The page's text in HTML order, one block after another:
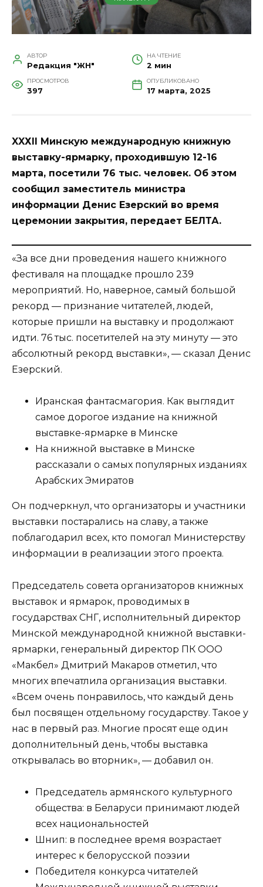
АВТОР
Редакция "ЖН"
НА ЧТЕНИЕ
2 мин
ПРОСМОТРОВ
397
ОПУБЛИКОВАНО
17 марта, 2025
XXХII Минскую международную книжную
выставку-ярмарку, проходившую 12-16
марта, посетили 76 тыс. человек. Об этом
сообщил заместитель министра
информации Денис Езерский во время
церемонии закрытия, передает БЕЛТА.
«За все дни проведения нашего книжного
фестиваля на площадке прошло 239
мероприятий. Но, наверное, самый большой
рекорд — признание читателей, людей,
которые пришли на выставку и продолжают
идти. 76 тыс. посетителей на эту минуту — это
абсолютный рекорд выставки», — сказал Денис
Езерский.
Иранская фантасмагория. Как выглядит
самое дорогое издание на книжной
выставке-ярмарке в Минске
На книжной выставке в Минске
рассказали о самых популярных изданиях
Арабских Эмиратов
Он подчеркнул, что организаторы и участники
выставки постарались на славу, а также
поблагодарил всех, кто помогал Министерству
информации в реализации этого проекта.
Председатель совета организаторов книжных
выставок и ярмарок, проводимых в
государствах СНГ, исполнительный директор
Минской международной книжной выставки-
ярмарки, генеральный директор ПК ООО
«Макбел» Дмитрий Макаров отметил, что
многих впечатлила организация выставки.
«Всем очень понравилось, что каждый день
был посвящен отдельному государству. Такое у
нас в первый раз. Многие просят еще один
дополнительный день, чтобы выставка
открывалась во вторник», — добавил он.
Председатель армянского культурного
общества: в Беларуси принимают людей
всех национальностей
Шнип: в последнее время возрастает
интерес к белорусской поэзии
Победителя конкурса читателей